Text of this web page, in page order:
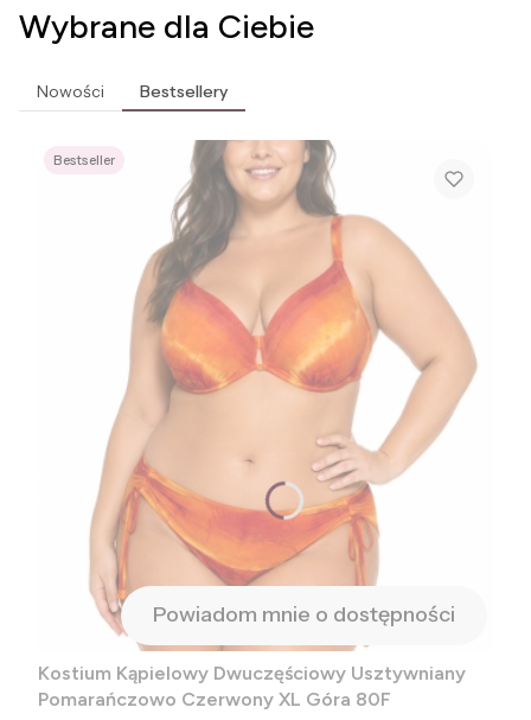
Wybrane dla Ciebie
Nowości Bestsellery
Bestseller
Powiadom mnie o dostępności
Kostium Kąpielowy Dwuczęściowy Usztywniany
Pomarańczowo Czerwony XL Góra 80F